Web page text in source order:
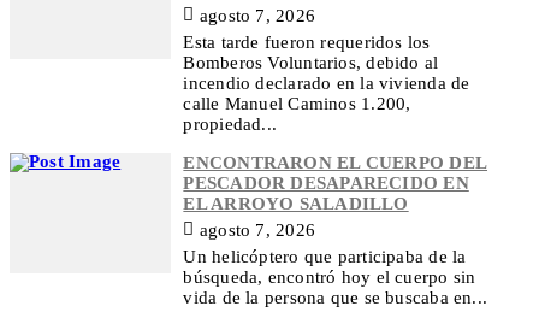
agosto 7, 2026
Esta tarde fueron requeridos los
Bomberos Voluntarios, debido al
incendio declarado en la vivienda de
calle Manuel Caminos 1.200,
propiedad...
ENCONTRARON EL CUERPO DEL
PESCADOR DESAPARECIDO EN
EL ARROYO SALADILLO
agosto 7, 2026
Un helicóptero que participaba de la
búsqueda, encontró hoy el cuerpo sin
vida de la persona que se buscaba en...